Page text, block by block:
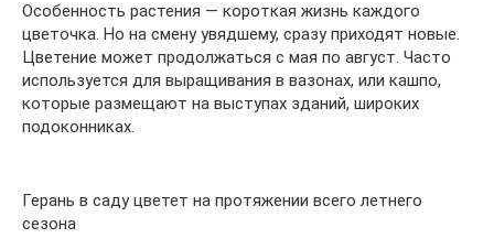
Особенность растения — короткая жизнь каждого
цветочка. Но на смену увядшему, сразу приходят новые.
Цветение может продолжаться с мая по август. Часто
используется для выращивания в вазонах, или кашпо,
которые размещают на выступах зданий, широких
подоконниках.
Герань в саду цветет на протяжении всего летнего
сезона